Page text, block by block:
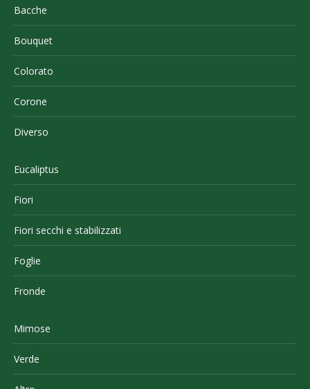
Bacche
Bouquet
Colorato
Corone
Diverso
Eucaliptus
Fiori
Fiori secchi e stabilizzati
Foglie
Fronde
Mimose
Verde